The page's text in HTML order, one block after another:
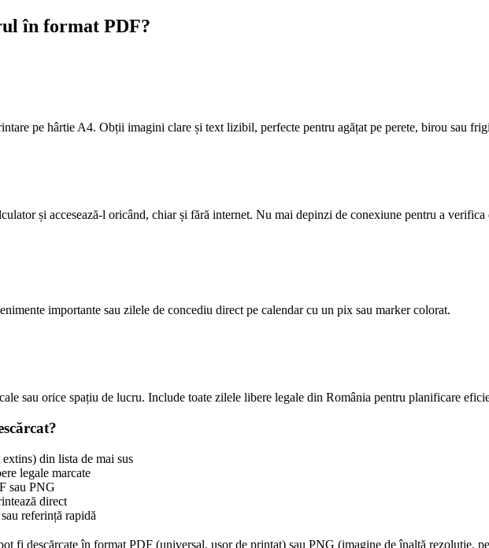
în format PDF?
pe hârtie A4. Obții imagini clare și text lizibil, perfecte pentru agățat pe perete, birou sau
și accesează-l oricând, chiar și fără internet. Nu mai depinzi de conexiune pentru a verifica
importante sau zilele de concediu direct pe calendar cu un pix sau marker colorat.
sau orice spațiu de lucru. Include toate zilele libere legale din România pentru planificare
din lista de mai sus
legale marcate
sau PNG
direct
referință rapidă
fi descărcate în format PDF (universal, ușor de printat) sau PNG (imagine de înaltă rezoluție,